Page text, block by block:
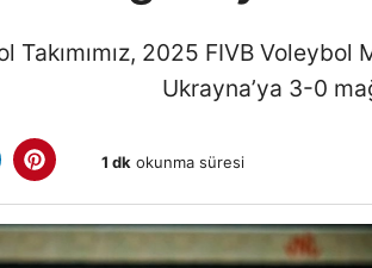
Takımımız, 2025 FIVB
Ukrayna’ya 3-0
1 dk okunma süresi